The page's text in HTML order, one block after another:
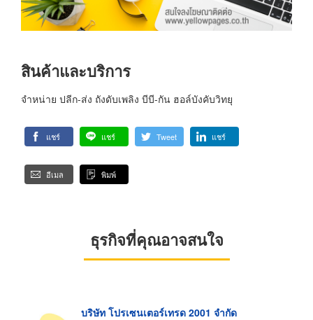
สินค้าและบริการ
จำหน่าย ปลีก-ส่ง ถังดับเพลิง บีบี-กัน ฮอล์บังคับวิทยุ
แชร์ แชร์ Tweet แชร์
อีเมล พิมพ์
ธุรกิจที่คุณอาจสนใจ
บริษัท โปรเซนเตอร์เทรด 2001 จำกัด